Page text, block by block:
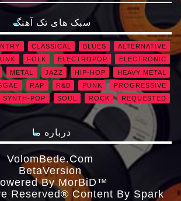
سبک های تک آهنگ
ALTERNATIVE
BLUES
CLASSICAL
ELECTRONIC
ELECTROPOP
FOLK
HEAVY METAL
HIP-HOP
JAZZ
METAL
PROGRESSIVE
PUNK
R&B
RAP
REQUESTED
ROCK
SOUL
SYNTH-POP
درباره ما
VolomBede.com
ΒetaVersion
By MorBiD™
Reserved® Content By Spark